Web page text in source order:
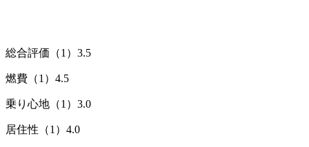
総合評価（1） 3.5
燃費（1） 4.5
乗り心地（1） 3.0
居住性（1） 4.0